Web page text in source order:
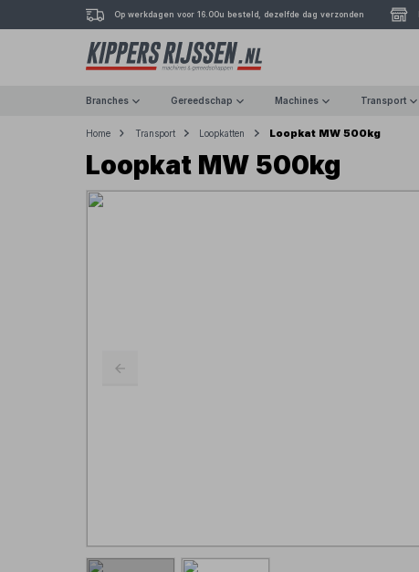
Op werkdagen voor 16.00u besteld, dezelfde dag verzonden
Branches Gereedschap Machines Transport
Home Transport Loopkatten Loopkat MW 500kg
Loopkat MW 500kg